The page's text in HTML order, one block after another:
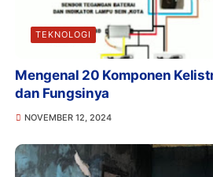
TEKNOLOGI
Mengenal 20 Komponen
dan Fungsinya
NOVEMBER 12, 2024